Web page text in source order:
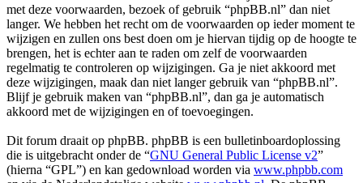
met deze voorwaarden, bezoek of gebruik “phpBB.nl” dan niet
langer. We hebben het recht om de voorwaarden op ieder moment te
wijzigen en zullen ons best doen om je hiervan tijdig op de hoogte te
brengen, het is echter aan te raden om zelf de voorwaarden
regelmatig te controleren op wijzigingen. Ga je niet akkoord met
deze wijzigingen, maak dan niet langer gebruik van “phpBB.nl”.
Blijf je gebruik maken van “phpBB.nl”, dan ga je automatisch
akkoord met de wijzigingen en of toevoegingen.
Dit forum draait op phpBB. phpBB is een bulletinboardoplossing
die is uitgebracht onder de “GNU General Public License v2”
(hierna “GPL”) en kan gedownload worden via www.phpbb.com